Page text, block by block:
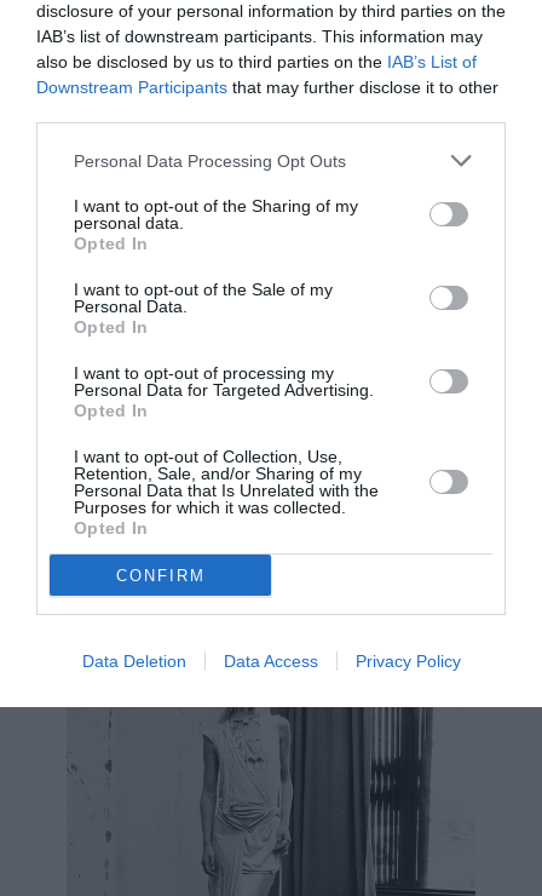
disclosure of your personal information by third parties on the
IAB’s list of downstream participants. This information may
also be disclosed by us to third parties on the IAB’s List of
Downstream Participants that may further disclose it to other
Personal Data Processing Opt Outs
I want to opt-out of the Sharing of my
personal data.
Opted In
I want to opt-out of the Sale of my
Personal Data.
Opted In
I want to opt-out of processing my
Personal Data for Targeted Advertising.
Opted In
I want to opt-out of Collection, Use,
Retention, Sale, and/or Sharing of my
Personal Data that Is Unrelated with the
Purposes for which it was collected.
Opted In
CONFIRM
Data Deletion Data Access Privacy Policy
Τρεις δεκαετίες μετά την ίδρυση του label του, ο
Rick Owens παραμένει ένας από τους πιο
και η απόλυτη αφοσίωση στο προσωπικό του
όραμα, του έχουν χαρίσει έναν φανατικό
πυρήνα θαυμαστών διεθνώς — έναν “Rick army”
που αγκαλιάζει την ομορφιά στο αλλόκοτο και
το ιερό στο σκοτεινό.
Με τηνTemple of Love
απλώς φόρο τιμής στο παρελθόν του· χτίζει τον
δικό του ναό μέσα στον κόσμο της μόδας — έναν
χώρο ιερό, προσωπικό και βαθιά καλλιτεχνικό.